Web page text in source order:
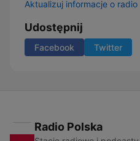
Aktualizuj informacje o radio
Udostępnij
Facebook Twitter
Radio Polska